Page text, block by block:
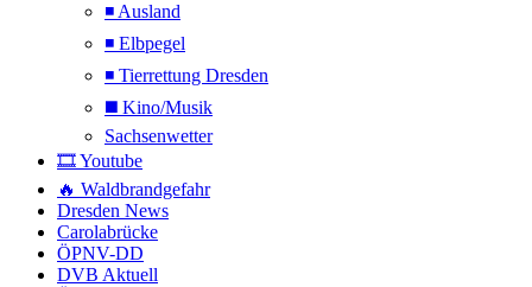
◾ Ausland
◾ Elbpegel
◾ Tierrettung Dresden
◼️ Kino/Musik
Sachsenwetter
🎞️ Youtube
🔥 Waldbrandgefahr
Dresden News
Carolabrücke
ÖPNV-DD
DVB Aktuell